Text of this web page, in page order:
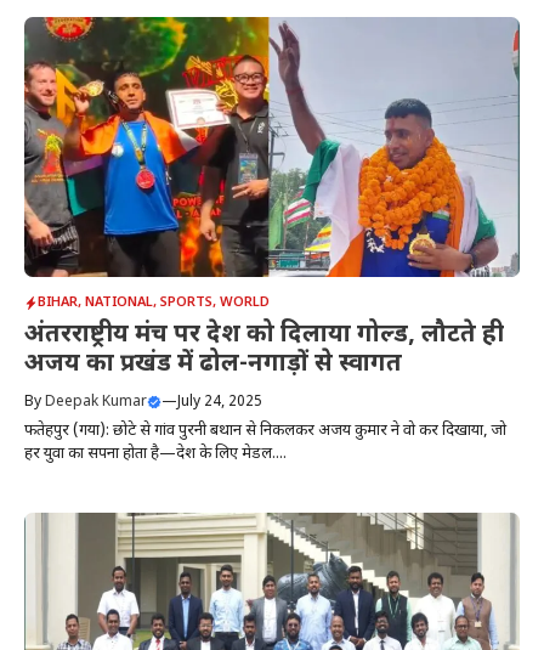
BIHAR, NATIONAL, SPORTS, WORLD
अंतरराष्ट्रीय मंच पर देश को दिलाया गोल्ड, लौटते ही
अजय का प्रखंड में ढोल-नगाड़ों से स्वागत
ByDeepak Kumar —July 24, 2025
फतेहपुर (गया): छोटे से गांव पुरनी बथान से निकलकर अजय कुमार ने वो कर दिखाया, जो
हर युवा का सपना होता है—देश के लिए मेडल....